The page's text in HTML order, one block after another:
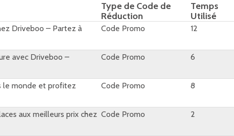
Type de Code de
Réduction
Temps
Utilisé
Driveboo – Partez à Code Promo 12
avec Driveboo – Code Promo 6
le monde et profitez Code Promo 8
aux meilleurs prix chez Code Promo 2